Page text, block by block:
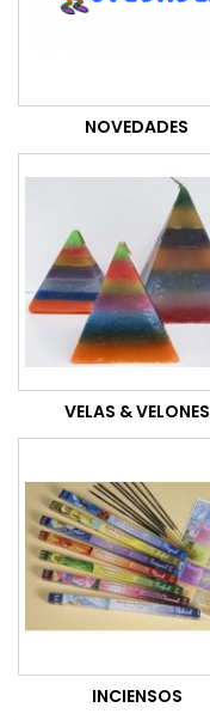
NOVEDADES
VELAS & VELONES
INCIENSOS